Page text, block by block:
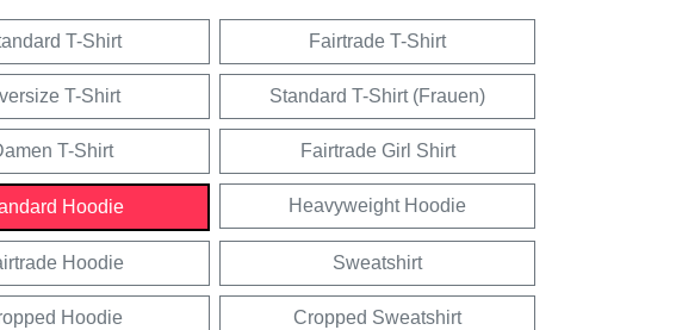
T-Shirt Fairtrade T-Shirt
T-Shirt Standard T-Shirt (Frauen)
T-Shirt Fairtrade Girl Shirt
Hoodie Heavyweight Hoodie
Hoodie Sweatshirt
Hoodie Cropped Sweatshirt